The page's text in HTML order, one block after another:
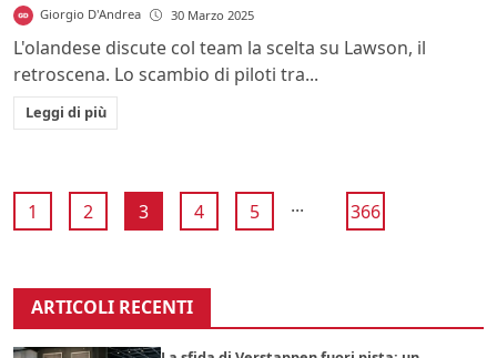
Giorgio D'Andrea 30 Marzo 2025
L'olandese discute col team la scelta su Lawson, il
retroscena. Lo scambio di piloti tra...
Leggi di più
1 2 3 4 5 ... 366
ARTICOLI RECENTI